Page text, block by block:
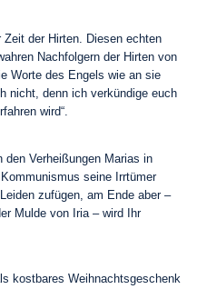
der Hirten. Diesen echten
Nachfolgern der Hirten von
Worte des Engels wie an sie
nicht, denn ich verkündige euch
wird“.
den Verheißungen Marias in
seine Irrtümer
zufügen, am Ende aber –
Mulde von Iria – wird Ihr
kostbares Weihnachtsgeschenk